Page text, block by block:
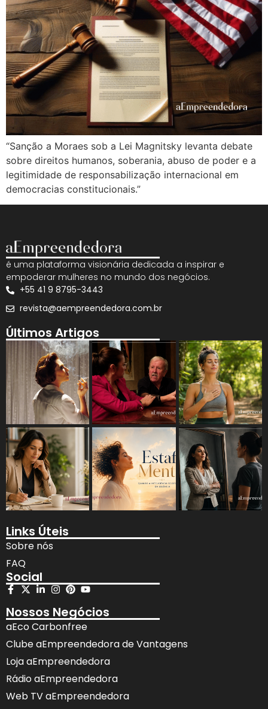
“Sanção a Moraes sob a Lei Magnitsky levanta debate
sobre direitos humanos, soberania, abuso de poder e a
legitimidade de responsabilização internacional em
democracias constitucionais.”
é uma plataforma visionária dedicada a inspirar e
empoderar mulheres no mundo dos negócios.
+55 41 9 8795-3443
revista@aempreendedora.com.br
Últimos Artigos
Links Úteis
Sobre nós
FAQ
Social
Nossos Negócios
aEco Carbonfree
Clube aEmpreendedora de Vantagens
Loja aEmpreendedora
Rádio aEmpreendedora
Web TV aEmpreendedora